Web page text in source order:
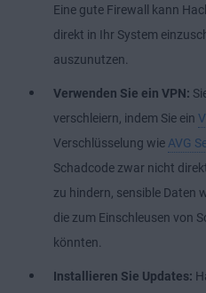
Eine gute Firewall kann
direkt in Ihr System
auszunutzen.
Verwenden Sie ein VPN:
verschleiern, indem Sie ein
Verschlüsselung wie AVG
Schadcode zwar nicht
zu hindern, sensible Daten
die zum Einschleusen von
könnten.
Installieren Sie Updates: